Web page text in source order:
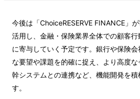
今後は「ChoiceRESERVE FINANCE」
活用し、金融・保険業界全体での顧客
に寄与していく予定です。銀行や保険
な要望や課題を的確に捉え、より高度
幹システムとの連携など、機能開発を積
す。